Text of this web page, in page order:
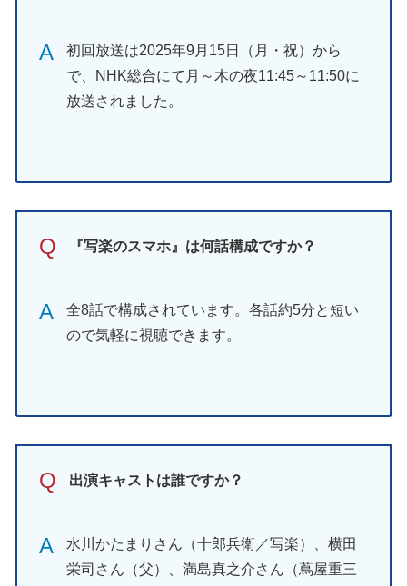
A
初回放送は2025年9月15日（月・祝）から
で、NHK総合にて月～木の夜11:45～11:50に
放送されました。
Q 『写楽のスマホ』は何話構成ですか？
A
全8話で構成されています。各話約5分と短い
ので気軽に視聴できます。
Q 出演キャストは誰ですか？
A
水川かたまりさん（十郎兵衛／写楽）、横田
栄司さん（父）、満島真之介さん（蔦屋重三